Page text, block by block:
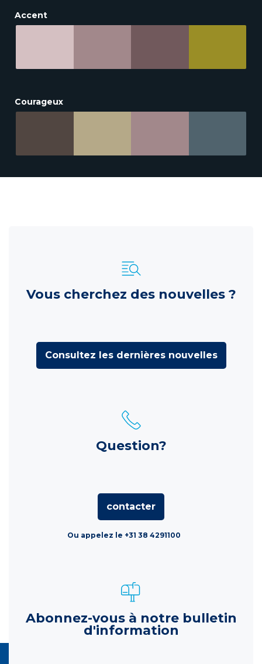
Accent
Courageux
Vous cherchez des nouvelles ?
Consultez les dernières nouvelles
Question?
contacter
Ou appelez le +31 38 4291100
Abonnez-vous à notre bulletin
d'information